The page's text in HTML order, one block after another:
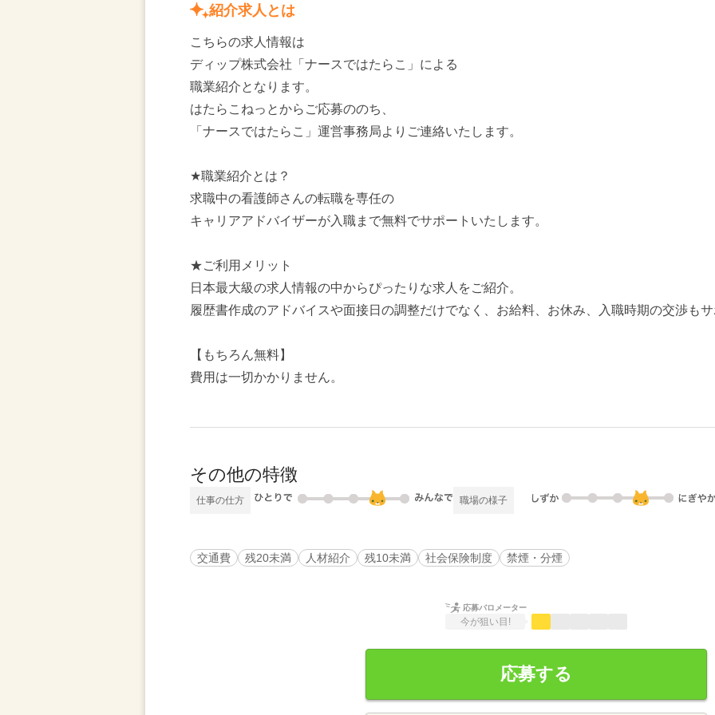
紹介求人とは
こちらの求人情報は
ディップ株式会社「ナースではたらこ」による
職業紹介となります。
はたらこねっとからご応募ののち、
「ナースではたらこ」運営事務局よりご連絡いたします。
★職業紹介とは？
求職中の看護師さんの転職を専任の
キャリアアドバイザーが入職まで無料でサポートいたします。
★ご利用メリット
日本最大級の求人情報の中からぴったりな求人をご紹介。
履歴書作成のアドバイスや面接日の調整だけでなく、お給料、お休み、入職時期の交渉もサ
【もちろん無料】
費用は一切かかりません。
その他の特徴
仕事の仕方 職場の様子
交通費 残20未満 人材紹介 残10未満 社会保険制度 禁煙・分煙
応募バロメーター
今が狙い目!
応募する